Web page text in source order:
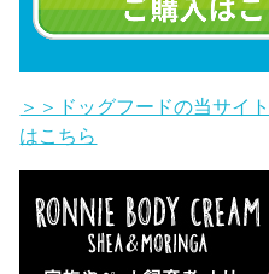
＞＞ドッグフードの当サイ
はこちら